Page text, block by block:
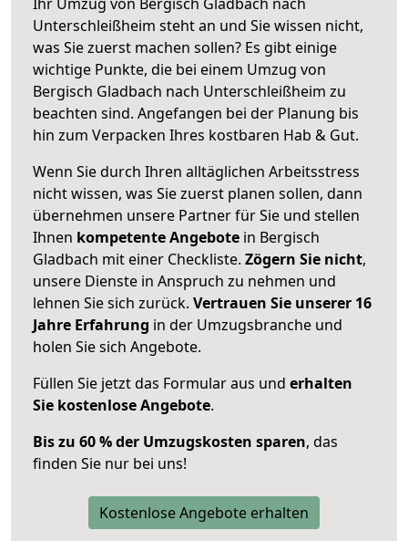
Unterschleißheim steht an und Sie wissen nicht,
was Sie zuerst machen sollen? Es gibt einige
wichtige Punkte, die bei einem Umzug von
Bergisch Gladbach nach Unterschleißheim zu
beachten sind. Angefangen bei der Planung bis
hin zum Verpacken Ihres kostbaren Hab & Gut.
Wenn Sie durch Ihren alltäglichen Arbeitsstress
nicht wissen, was Sie zuerst planen sollen, dann
übernehmen unsere Partner für Sie und stellen
Ihnen kompetente Angebote in Bergisch
Gladbach mit einer Checkliste. Zögern Sie nicht,
unsere Dienste in Anspruch zu nehmen und
lehnen Sie sich zurück. Vertrauen Sie unserer 16
Jahre Erfahrung in der Umzugsbranche und
holen Sie sich Angebote.
Füllen Sie jetzt das Formular aus und erhalten
Sie kostenlose Angebote.
Bis zu 60 % der Umzugskosten sparen, das
finden Sie nur bei uns!
Kostenlose Angebote erhalten